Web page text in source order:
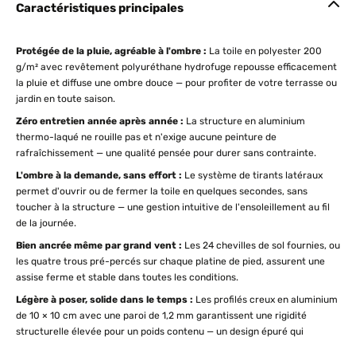
Caractéristiques principales
Protégée de la pluie, agréable à l'ombre : La toile en polyester 200
g/m² avec revêtement polyuréthane hydrofuge repousse efficacement
la pluie et diffuse une ombre douce — pour profiter de votre terrasse ou
jardin en toute saison.
Zéro entretien année après année : La structure en aluminium
thermo-laqué ne rouille pas et n'exige aucune peinture de
rafraîchissement — une qualité pensée pour durer sans contrainte.
L'ombre à la demande, sans effort : Le système de tirants latéraux
permet d'ouvrir ou de fermer la toile en quelques secondes, sans
toucher à la structure — une gestion intuitive de l'ensoleillement au fil
de la journée.
Bien ancrée même par grand vent : Les 24 chevilles de sol fournies, ou
les quatre trous pré-percés sur chaque platine de pied, assurent une
assise ferme et stable dans toutes les conditions.
Légère à poser, solide dans le temps : Les profilés creux en aluminium
de 10 × 10 cm avec une paroi de 1,2 mm garantissent une rigidité
structurelle élevée pour un poids contenu — un design épuré qui